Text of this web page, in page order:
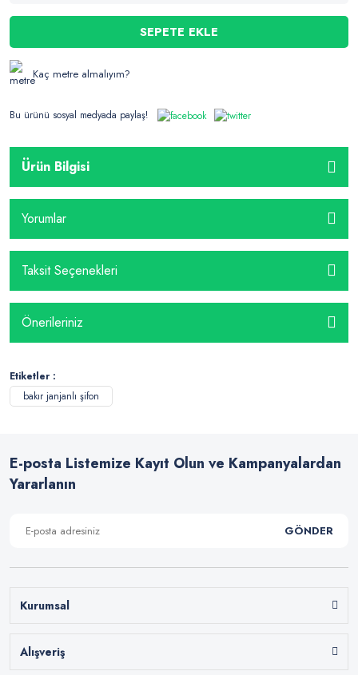
SEPETE EKLE
Kaç metre almalıyım?
Bu ürünü sosyal medyada paylaş!
Ürün Bilgisi
Yorumlar
Taksit Seçenekleri
Önerileriniz
Etiketler :
bakır janjanlı şifon
E-posta Listemize Kayıt Olun ve Kampanyalardan
Yararlanın
GÖNDER
Kurumsal
Alışveriş